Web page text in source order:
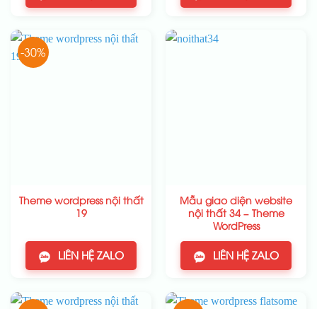
-30%
Theme wordpress nội thất
19
LIÊN HỆ ZALO
Mẫu giao diện website
nội thất 34 – Theme
WordPress
LIÊN HỆ ZALO